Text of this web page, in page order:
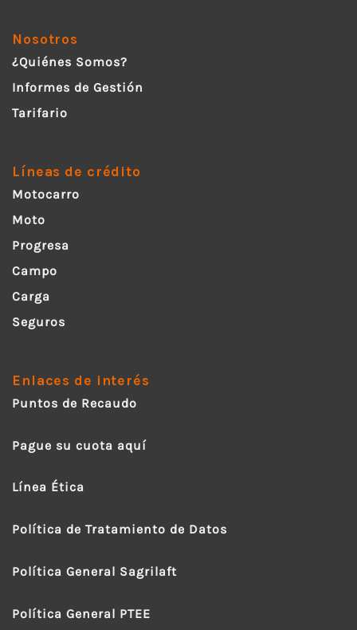
Nosotros
¿Quiénes Somos?
Informes de Gestión
Tarifario
Líneas de crédito
Motocarro
Moto
Progresa
Campo
Carga
Seguros
Enlaces de interés
Puntos de Recaudo
Pague su cuota aquí
Línea Ética
Política de Tratamiento de Datos
Política General Sagrilaft
Política General PTEE